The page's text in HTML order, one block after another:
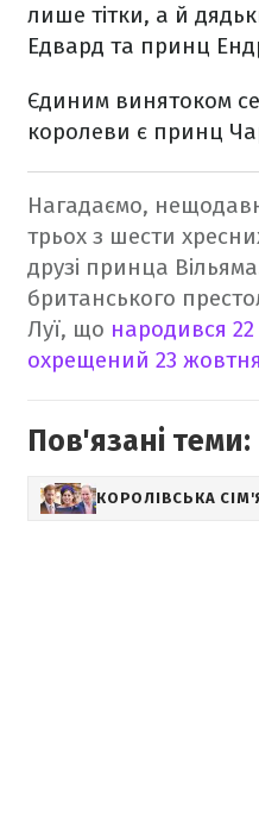
лише тітки, а й
Едвард та принц
Єдиним винятоком
королеви є принц
Нагадаємо,
трьох з шести
друзі принца
британського
Луї, що народився
охрещений 23 жовтня
Пов'язані теми:
КОРОЛІВСЬКА